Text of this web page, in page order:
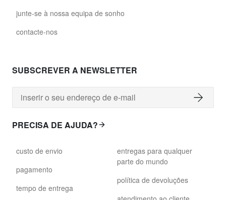
junte-se à nossa equipa de sonho
contacte-nos
SUBSCREVER A NEWSLETTER
PRECISA DE AJUDA?
custo de envio
pagamento
tempo de entrega
entregas para qualquer
parte do mundo
política de devoluções